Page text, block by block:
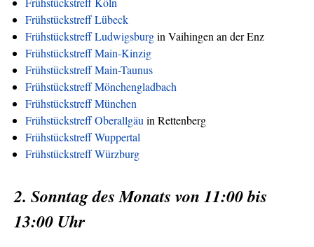
Frühstückstreff Lübeck
Frühstückstreff Ludwigsburgin Vaihingen an der Enz
Frühstückstreff Main-Kinzig
Frühstückstreff Main-Taunus
Frühstückstreff Mönchengladbach
Frühstückstreff München
Frühstückstreff Oberallgäu in Rettenberg
Frühstückstreff Wuppertal
Frühstückstreff Würzburg
2. Sonntag des Monats von 11:00 bis
13:00 Uhr